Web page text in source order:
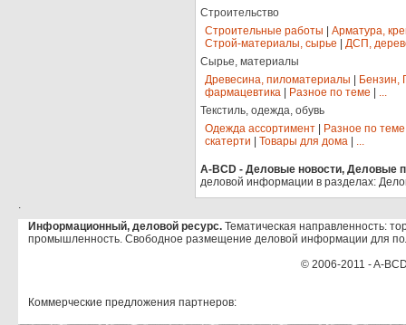
Строительство
Строительные работы
Арматура,
Строй-материалы, сырье
ДСП,
Сырье, материалы
Древесина, пиломатериалы
Бензин,
фармацевтика
Разное по теме
...
Текстиль, одежда, обувь
Одежда ассортимент
Разное по теме
скатерти
Товары для дома ...
A-BCD - Деловые новости, Деловые
деловой информации в разделах:
.
Информационный, деловой ресурс. Тематическая направленность:
промышленность. Свободное размещение деловой информации для
© 2006-2011 - A-
Коммерческие предложения партнеров: